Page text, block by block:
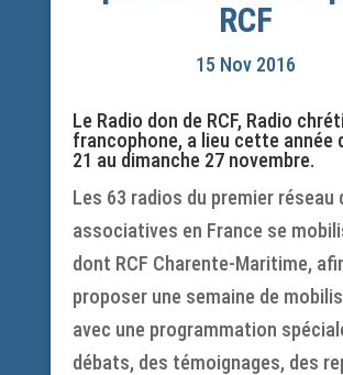
RCF
15 Nov 2016
Le Radio don de RCF, Radio
francophone, a lieu cette année
21 au dimanche 27 novembre.
Les 63 radios du premier réseau
associatives en France se
dont RCF Charente-Maritime,
proposer une semaine de
avec une programmation
débats, des témoignages, des